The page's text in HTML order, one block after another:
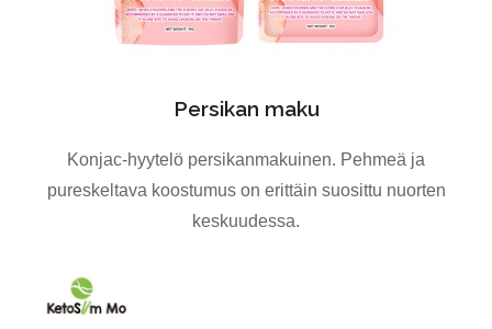
Persikan maku
Konjac-hyytelö persikanmakuinen. Pehmeä ja
pureskeltava koostumus on erittäin suosittu nuorten
keskuudessa.